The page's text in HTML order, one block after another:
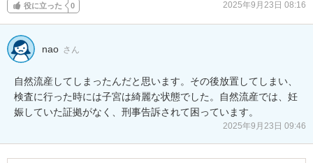
役に立った 0 2025年9月23日 08:16
nao さん
自然流産してしまったんだと思います。その後放置してしまい、
検査に行った時には子宮は綺麗な状態でした。自然流産では、妊
娠していた証拠がなく、刑事告訴されて困っています。
2025年9月23日 09:46